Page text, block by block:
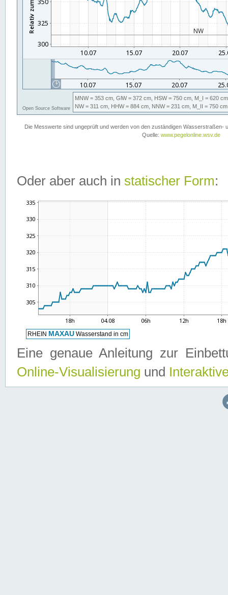
Oder aber auch in statischer Form:
Eine genaue Anleitung zur
Online-Visualisierung und